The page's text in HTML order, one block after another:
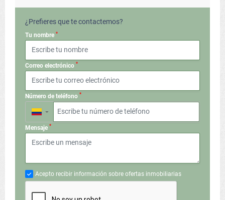
¿Prefieres que te contactemos?
Tu nombre *
Correo electrónico *
Número de teléfono *
▼
Mensaje *
Acepto recibir información sobre ofertas inmobiliarias